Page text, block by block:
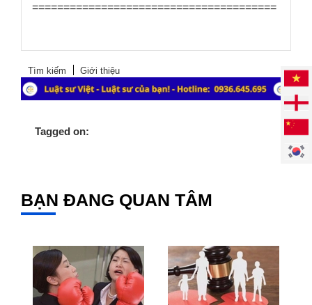
=======================================
Tìm kiếm Giới thiệu
Tagged on:
BẠN ĐANG QUAN TÂM